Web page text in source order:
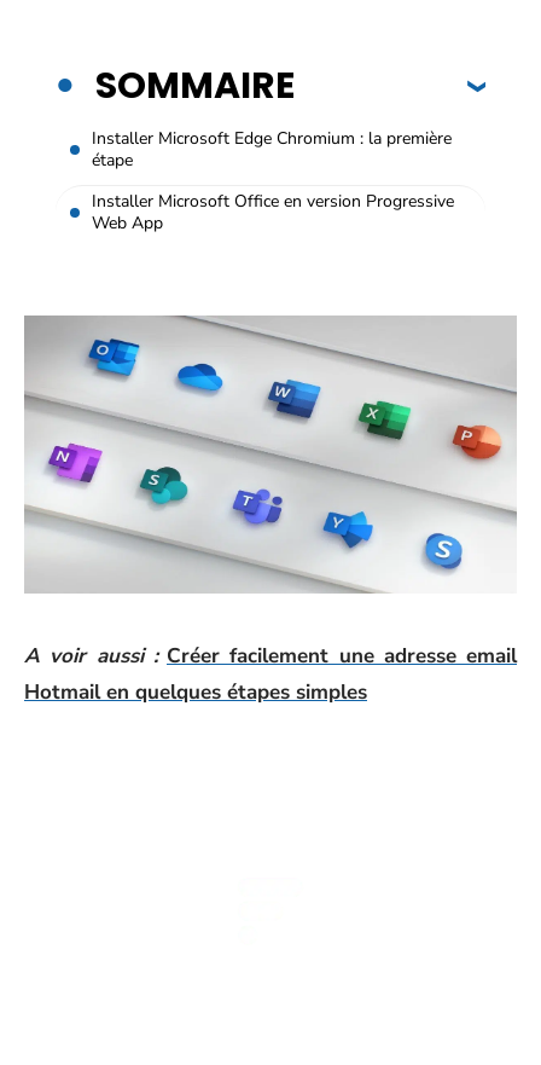
SOMMAIRE
Installer Microsoft Edge Chromium : la première
étape
Installer Microsoft Office en version Progressive
Web App
A voir aussi : Créer facilement une adresse email
Hotmail en quelques étapes simples